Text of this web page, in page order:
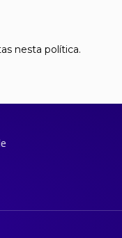
nesta política.